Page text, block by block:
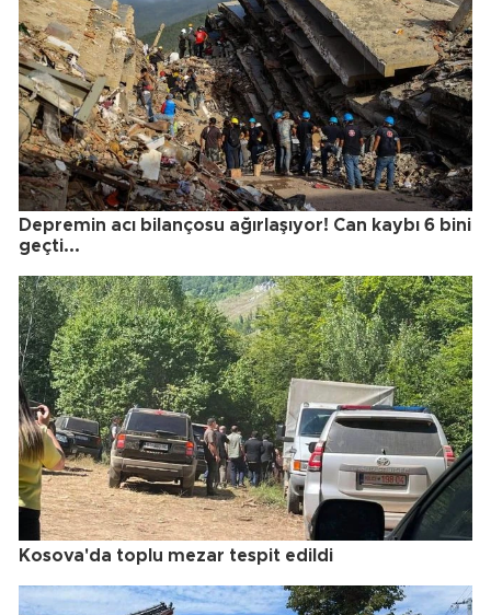
Depremin acı bilançosu ağırlaşıyor! Can kaybı 6 bini
geçti...
Kosova'da toplu mezar tespit edildi